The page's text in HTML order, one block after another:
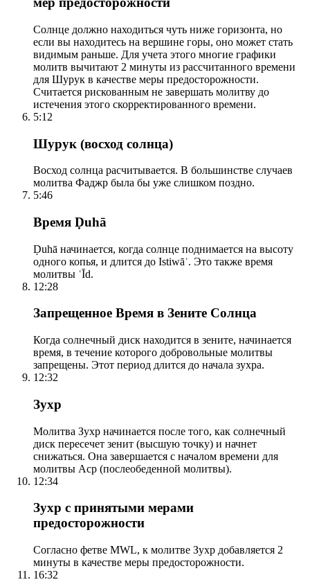
Солнце должно находиться чуть ниже горизонта, но
если вы находитесь на вершине горы, оно может стать
видимым раньше. Для учета этого многие графики
молитв вычитают 2 минуты из рассчитанного времени
для Шурук в качестве меры предосторожности.
Считается рискованным не завершать молитву до
истечения этого скорректированного времени.
5:12
Шурук (восход солнца)
Восход солнца расчитывается. В большинстве случаев
молитва Фаджр была бы уже слишком поздно.
5:46
Время Ḍuhā
Ḍuhā начинается, когда солнце поднимается на высоту
одного копья, и длится до Istiwāʾ. Это также время
молитвы ʿĪd.
12:28
Запрещенное Время в Зените Солнца
Когда солнечный диск находится в зените, начинается
время, в течение которого добровольные молитвы
запрещены. Этот период длится до начала зухра.
12:32
Зухр
Молитва Зухр начинается после того, как солнечный
диск пересечет зенит (высшую точку) и начнет
снижаться. Она завершается с началом времени для
молитвы Аср (послеобеденной молитвы).
12:34
Зухр с принятыми мерами
предосторожности
Согласно фетве MWL, к молитве Зухр добавляется 2
минуты в качестве меры предосторожности.
16:32